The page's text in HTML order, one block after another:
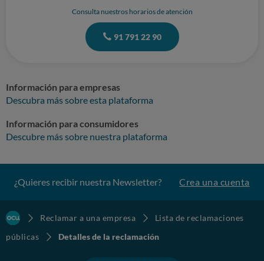
Consulta nuestros horarios de atención
91 791 22 90
Información para empresas
Descubra más sobre esta plataforma
Información para consumidores
Descubre más sobre nuestra plataforma
¿Quieres recibir nuestra Newsletter? Crea una cuenta
Reclamar a una empresa
Lista de reclamaciones
públicas
Detalles de la reclamación